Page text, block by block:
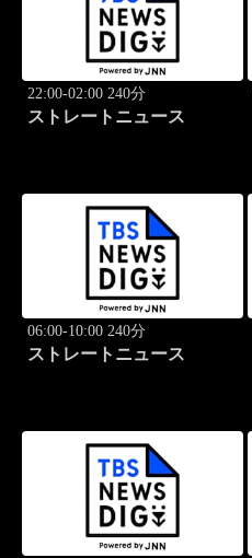
22:00-02:00 240分
ストレートニュース
06:00-10:00 240分
ストレートニュース